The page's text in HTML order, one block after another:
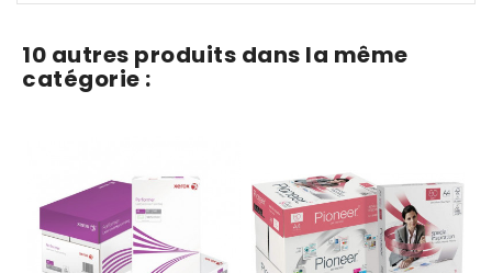
10 autres produits dans la même
catégorie :